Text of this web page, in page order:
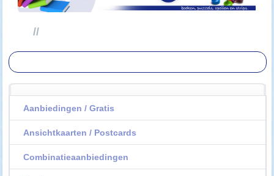
//
Aanbiedingen / Gratis
Ansichtkaarten / Postcards
Combinatieaanbiedingen